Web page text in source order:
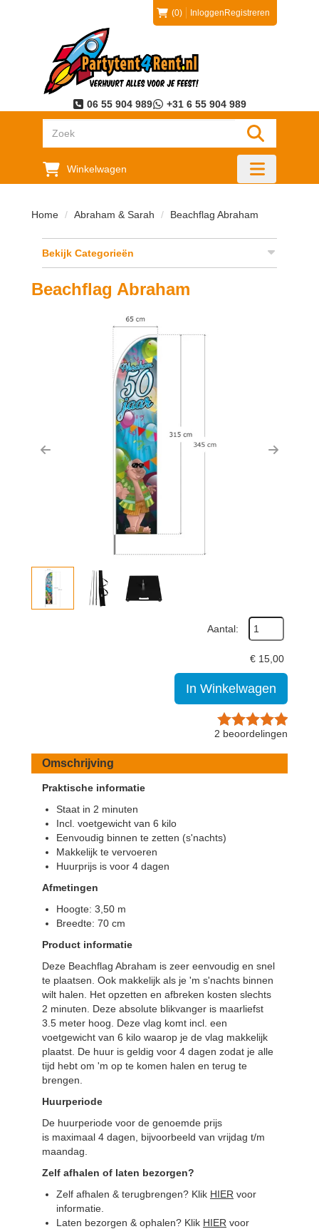
(0) Inloggen Registreren
06 55 904 989 +31 6 55 904 989
"Zoeken
Winkelwagen
"Toggle
Home Abraham & Sarah Beachflag Abraham
Bekijk Categorieën
Beachflag Abraham
Previous Next
Aantal:
€ 15,00
In Winkelwagen
2 beoordelingen
Omschrijving
Praktische informatie
Staat in 2 minuten
Incl. voetgewicht van 6 kilo
Eenvoudig binnen te zetten (s'nachts)
Makkelijk te vervoeren
Huurprijs is voor 4 dagen
Afmetingen
Hoogte: 3,50 m
Breedte: 70 cm
Product informatie
Deze Beachflag Abraham is zeer eenvoudig en snel
te plaatsen. Ook makkelijk als je 'm s'nachts binnen
wilt halen. Het opzetten en afbreken kosten slechts
2 minuten. Deze absolute blikvanger is maarliefst
3.5 meter hoog. Deze vlag komt incl. een
voetgewicht van 6 kilo waarop je de vlag makkelijk
plaatst. De huur is geldig voor 4 dagen zodat je alle
tijd hebt om 'm op te komen halen en terug te
brengen.
Huurperiode
De huurperiode voor de genoemde prijs
is maximaal 4 dagen, bijvoorbeeld van vrijdag t/m
maandag.
Zelf afhalen of laten bezorgen?
Zelf afhalen & terugbrengen? Klik HIER voor
informatie.
Laten bezorgen & ophalen? Klik HIER voor